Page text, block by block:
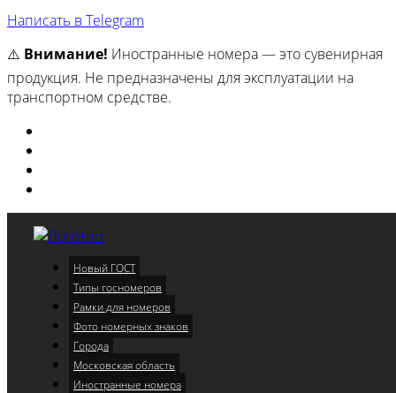
Написать в Telegram
⚠️ Внимание! Иностранные номера — это сувенирная
продукция. Не предназначены для эксплуатации на
транспортном средстве.
Меню
Новый ГОСТ
Типы госномеров
Рамки для номеров
Фото номерных знаков
Города
Московская область
Иностранные номера